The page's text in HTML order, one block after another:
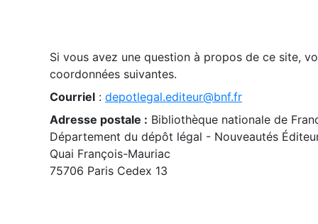
Si vous avez une question à propos de ce site,
coordonnées suivantes.
Courriel : depotlegal.editeur@bnf.fr
Adresse postale : Bibliothèque nationale de
Département du dépôt légal - Nouveautés
Quai François-Mauriac
75706 Paris Cedex 13